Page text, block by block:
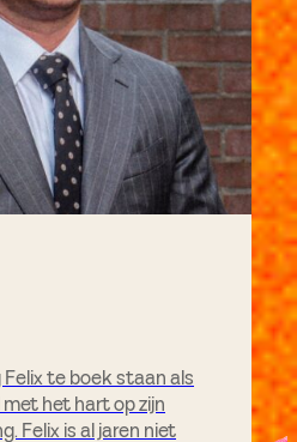
Felix te boek staan als
het hart op zijn
Felix is al jaren niet